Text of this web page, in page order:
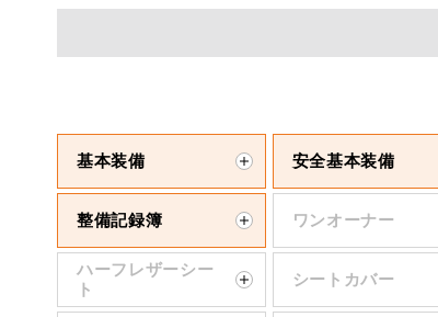
基本装備 安全基本装備
整備記録簿 ワンオーナー
ハーフレザーシー
ト
シートカバー